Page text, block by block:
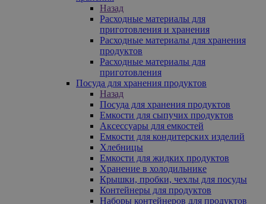
Назад
Расходные материалы для
приготовления и хранения
Расходные материалы для хранения
продуктов
Расходные материалы для
приготовления
Посуда для хранения продуктов
Назад
Посуда для хранения продуктов
Емкости для сыпучих продуктов
Аксессуары для емкостей
Емкости для кондитерских изделий
Хлебницы
Емкости для жидких продуктов
Хранение в холодильнике
Крышки, пробки, чехлы для посуды
Контейнеры для продуктов
Наборы контейнеров для продуктов